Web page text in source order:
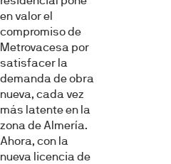
en valor el
compromiso de
Metrovacesa por
satisfacer la
demanda de obra
nueva, cada vez
más latente en la
zona de Almería.
Ahora, con la
nueva licencia de